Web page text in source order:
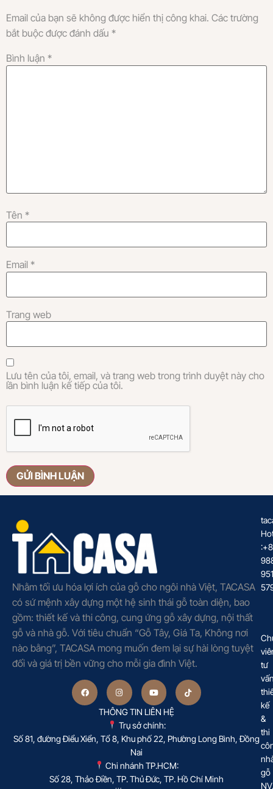
Email của bạn sẽ không được hiển thị công khai. Các trường
bắt buộc được đánh dấu *
Bình luận *
Tên *
Email *
Trang web
Lưu tên của tôi, email, và trang web trong trình duyệt này cho
lần bình luận kế tiếp của tôi.
Nhằm tối ưu hóa lợi ích của gỗ cho ngôi nhà Việt, TACASA
có sứ mệnh xây dựng một hệ sinh thái gỗ toàn diện, bao
gồm: thiết kế và thi công, cung ứng gỗ xây dựng, nội thất
gỗ và nhà gỗ. Với tiêu chuẩn “Gỗ Tây, Giá Ta, Không nơi
nào bằng”, TACASA mong muốn đem lại sự hài lòng tuyệt
đối và giá trị bền vững cho mỗi gia đình Việt.
THÔNG TIN LIÊN HỆ
Trụ sở chính:
Số 81, đường Điểu Xiển, Tổ 8, Khu phố 22, Phường Long Bình, Đồng
Nai
Chi nhánh TP.HCM:
Số 28, Thảo Điền, TP. Thủ Đức, TP. Hồ Chí Minh
951
tư
kế
&
thi
gỗ
NV.